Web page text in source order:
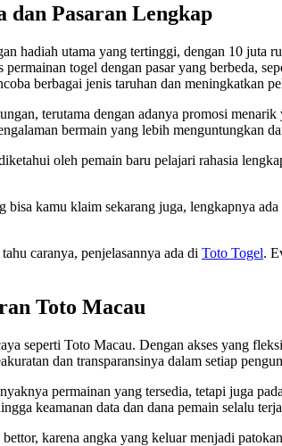
dan Pasaran Lengkap
hadiah utama yang tertinggi, dengan 10 juta
togel dengan pasar yang berbeda,
berbagai jenis taruhan dan meningkatkan
terutama dengan adanya promosi
bermain yang lebih menguntungkan
oleh pemain baru pelajari rahasia
bisa kamu klaim sekarang juga, lengkapnya ada
caranya, penjelasannya ada di Toto Togel.
Toto Macau
seperti Toto Macau. Dengan akses yang
dan transparansinya dalam setiap
permainan yang tersedia, tetapi juga
keamanan data dan dana pemain selalu
karena angka yang keluar menjadi